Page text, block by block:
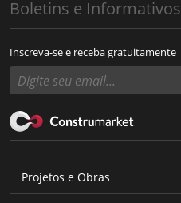
Boletins e Informativos
Inscreva-se e receba gratuitamente
Projetos e Obras